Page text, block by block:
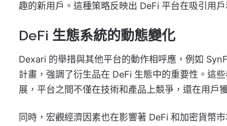
趣的新用戶。這種策略反映出 DeFi 平台在吸引用
DeFi 生態系統的動態變化
Dexari 的舉措與其他平台的動作相呼應，例如
計畫，強調了衍生品在 DeFi 生態中的重要性。這
展，平台之間不僅在技術和產品上競爭，還在用戶
同時，宏觀經濟因素也在影響著 DeFi 和加密貨幣